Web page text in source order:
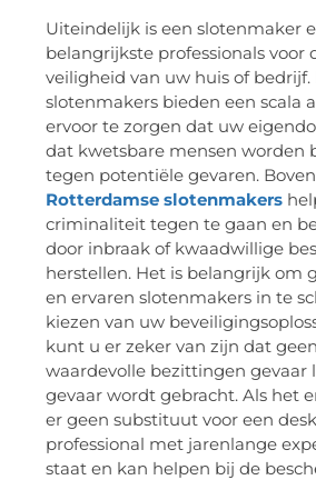
Uiteindelijk is een slotenmaker
belangrijkste professionals voor
veiligheid van uw huis of bedrijf.
slotenmakers bieden een scala
ervoor te zorgen dat uw
dat kwetsbare mensen worden
tegen potentiële gevaren.
Rotterdamse slotenmakers
criminaliteit tegen te gaan en
door inbraak of kwaadwillige
herstellen. Het is belangrijk om
en ervaren slotenmakers in te
kiezen van uw
kunt u er zeker van zijn dat
waardevolle bezittingen gevaar
gevaar wordt gebracht. Als het
er geen substituut voor een
professional met jarenlange
staat en kan helpen bij de